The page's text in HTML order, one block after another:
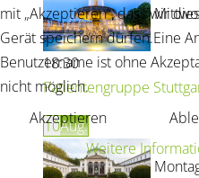
18:30
Patientengruppe
10Aug.
mit „Akzeptieren“, dass wir
Gerät speichern dürfen.Eine
Benutzername ist ohne
nicht möglich.
Akzeptieren
Weitere